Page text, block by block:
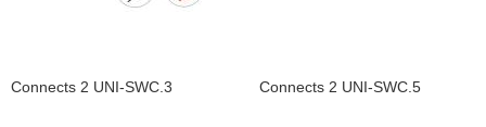
Connects 2 UNI-SWC.3 Connects 2 UNI-SWC.5